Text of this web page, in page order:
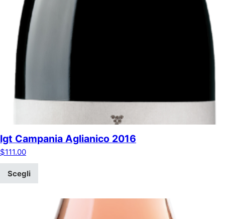
Igt Campania Aglianico 2016
$111.00
Scegli
Questo prodotto ha più varianti. Le opzioni possono essere